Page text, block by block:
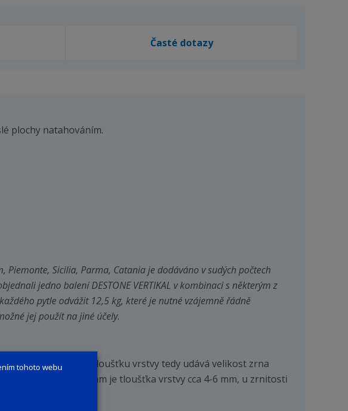
Časté dotazy
plochy natahováním.
Sicilia, Parma, Catania je dodáváno v sudých počtech
jedno balení DESTONE VERTIKAL v kombinaci s některým z
pytle odvážit 12,5 kg, které je nutné vzájemně řádně
jej použít na jiné účely.
zakryje podklad. Tloušťku vrstvy tedy udává velikost zrna
1-4 mm a 1-5 mm je tloušťka vrstvy cca 4-6 mm, u zrnitosti
tohoto webu